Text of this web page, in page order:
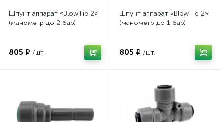
Шпунт аппарат «BlowTie 2»
(манометр до 2 бар)
805 ₽ /шт.
Шпунт аппарат «BlowTie 2»
(манометр до 1 бар)
805 ₽ /шт.